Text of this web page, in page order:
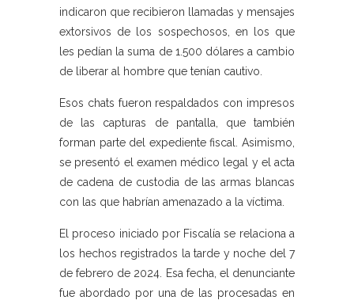
indicaron que recibieron llamadas y mensajes
extorsivos de los sospechosos, en los que
les pedían la suma de 1.500 dólares a cambio
de liberar al hombre que tenían cautivo.
Esos chats fueron respaldados con impresos
de las capturas de pantalla, que también
forman parte del expediente fiscal. Asimismo,
se presentó el examen médico legal y el acta
de cadena de custodia de las armas blancas
con las que habrían amenazado a la víctima.
El proceso iniciado por Fiscalía se relaciona a
los hechos registrados la tarde y noche del 7
de febrero de 2024. Esa fecha, el denunciante
fue abordado por una de las procesadas en